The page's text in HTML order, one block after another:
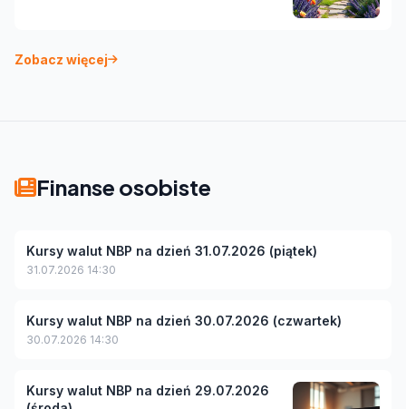
Zobacz więcej
Finanse osobiste
Kursy walut NBP na dzień 31.07.2026 (piątek)
31.07.2026 14:30
Kursy walut NBP na dzień 30.07.2026 (czwartek)
30.07.2026 14:30
Kursy walut NBP na dzień 29.07.2026